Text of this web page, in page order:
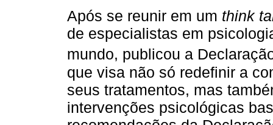
Após se reunir em um think
de especialistas em
mundo, publicou a
que visa não só redefinir a
seus tratamentos, mas
intervenções psicológicas